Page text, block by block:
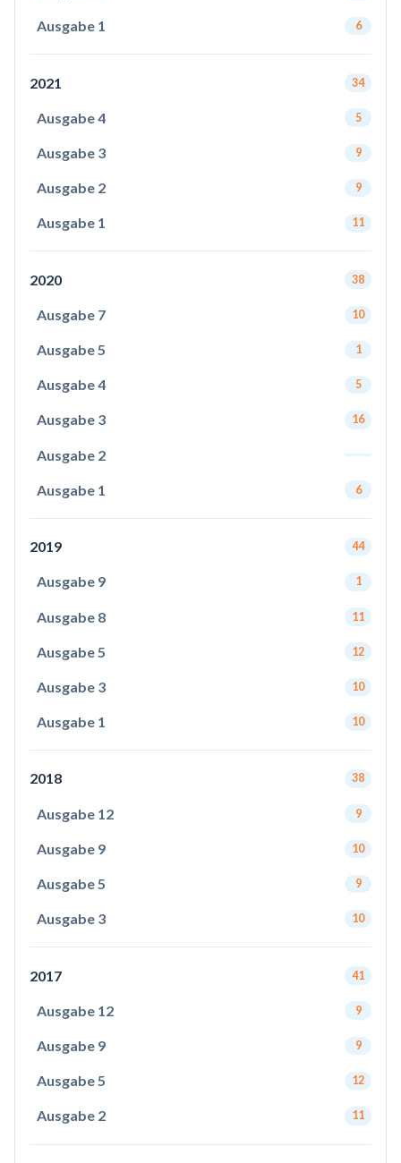
Ausgabe 1 6
2021 34
Ausgabe 4 5
Ausgabe 3 9
Ausgabe 2 9
Ausgabe 1 11
2020 38
Ausgabe 7 10
Ausgabe 5 1
Ausgabe 4 5
Ausgabe 3 16
Ausgabe 2
Ausgabe 1 6
2019 44
Ausgabe 9 1
Ausgabe 8 11
Ausgabe 5 12
Ausgabe 3 10
Ausgabe 1 10
2018 38
Ausgabe 12 9
Ausgabe 9 10
Ausgabe 5 9
Ausgabe 3 10
2017 41
Ausgabe 12 9
Ausgabe 9 9
Ausgabe 5 12
Ausgabe 2 11